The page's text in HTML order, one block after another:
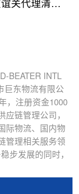
BEATER INTL
巨东物流有限公
，注册资金1000
链管理公司，
际物流、国内物
管理相关服务领
步发展的同时，